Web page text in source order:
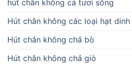
hút chân không cá tươi sống
Hút chân không các loại hạt
Hút chân không chả bò
Hút chân không chả giò